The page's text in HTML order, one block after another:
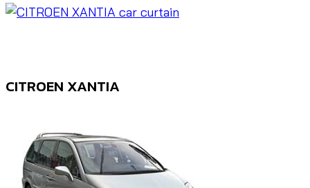
CITROEN XANTIA